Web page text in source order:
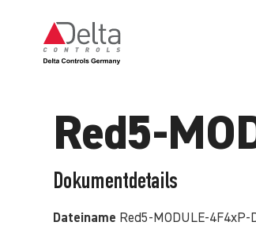
Red5-
Dokumentdetails
Dateiname Red5-MODULE-